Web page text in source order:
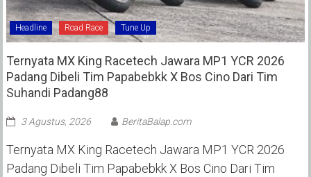
Headline Road Race Tune Up
Ternyata MX King Racetech Jawara MP1 YCR 2026
Padang Dibeli Tim Papabebkk X Bos Cino Dari Tim
Suhandi Padang88
3 Agustus, 2026 BeritaBalap.com
Ternyata MX King Racetech Jawara MP1 YCR 2026
Padang Dibeli Tim Papabebkk X Bos Cino Dari Tim